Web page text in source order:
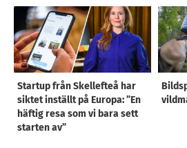
Startup från Skellefteå har
siktet inställt på Europa: ”En
häftig resa som vi bara sett
starten av”